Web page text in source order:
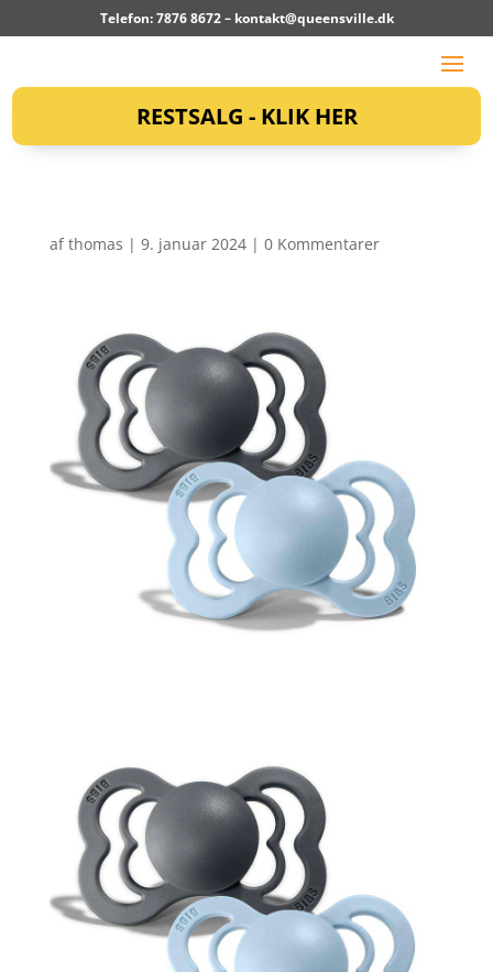
Telefon: 7876 8672 – kontakt@queensville.dk
RESTSALG - KLIK HER
afthomas | 9. januar 2024| 0 Kommentarer